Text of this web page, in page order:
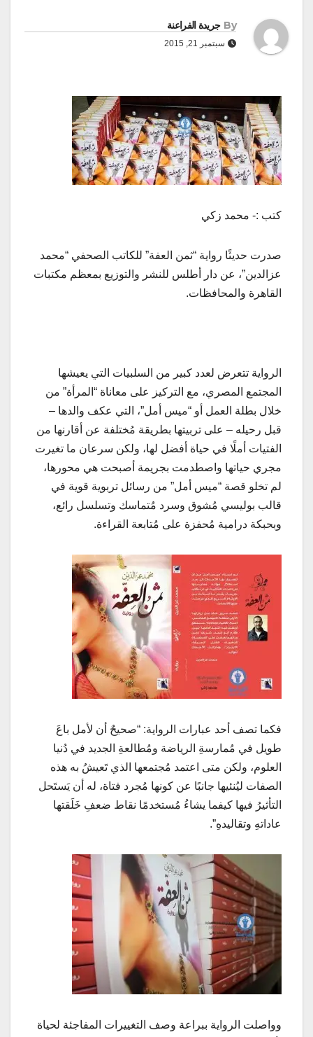
By جريدة الفراعنة
سبتمبر 21, 2015
كتب :- محمد زكي
صدرت حديثًا رواية “ثمن العفة” للكاتب الصحفي “محمد
عزالدين”، عن دار أطلس للنشر والتوزيع بمعظم مكتبات
القاهرة والمحافظات.
الرواية تتعرض لعدد كبير من السلبيات التي يعيشها
المجتمع المصري، مع التركيز على معاناة “المرأة” من
خلال بطلة العمل أو “ميس أمل”، التي عكف والدها –
قبل رحيله – على تربيتها بطريقة مُختلفة عن أقارنها من
الفتيات أملًا في حياة أفضل لها، ولكن سرعان ما تغيرت
مجري حياتها واصطدمت بجريمة أصبحت هي محورها،
لم تخلو قصة “ميس أمل” من رسائل تربوية قوية في
قالب بوليسي مُشوق وسرد مُتماسك وتسلسل رائع،
وبحبكة درامية مُحفزة على مُتابعة القراءة.
فكما تصف أحد عبارات الرواية: “صحيحٌ أن لأمل باعَ
طويل في مُمارسةِ الرياضة ومُطالعةِ الجديد في دُنيا
العلوم، ولكن متى اعتمد مُجتمعها الذي تَعيشُ به هذه
الصفات ليُنئيها جانبًا عن كونها مُجرد فتاة، له أن يَستَحل
التأثيرُ فيها كيفما يشاءُ مُستخدمًا نقاط ضعفِ خَلَقتها
عاداتهِ وتقاليدهِ”.
وواصلت الرواية ببراعة وصف التغييرات المفاجئة لحياة